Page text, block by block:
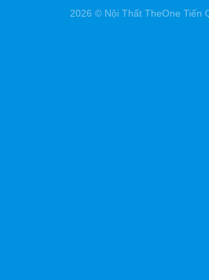
2026 © Nội Thất TheOne Tiến